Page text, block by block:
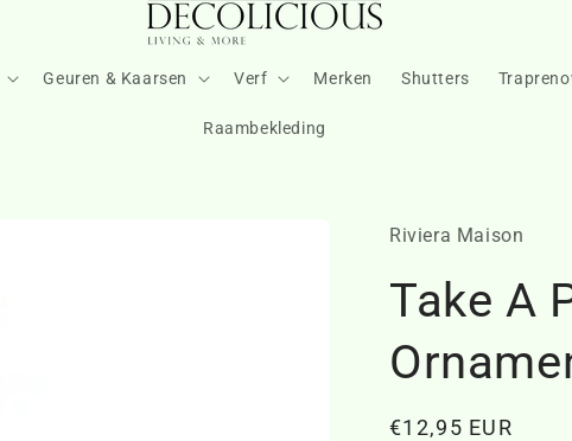
Geuren & Kaarsen Verf Merken Shutters
Raambekleding
Riviera Maison
Take A
Normale
€12,95 EUR